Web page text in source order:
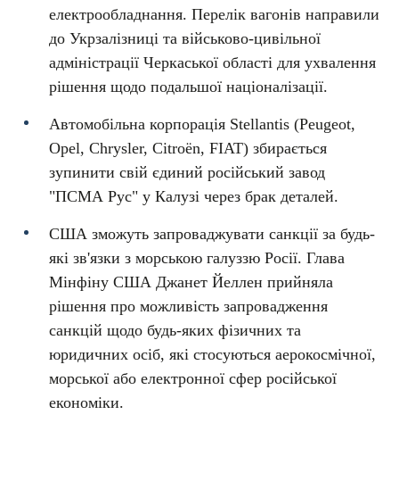
електрообладнання. Перелік вагонів направили
до Укрзалізниці та військово-цивільної
адміністрації Черкаської області для ухвалення
рішення щодо подальшої націоналізації.
Автомобільна корпорація Stellantis (Peugeot,
Opel, Chrysler, Citroën, FIAT) збирається
зупинити свій єдиний російський завод
"ПСМА Рус" у Калузі через брак деталей.
США зможуть запроваджувати санкції за будь-
які зв'язки з морською галуззю Росії. Глава
Мінфіну США Джанет Йеллен прийняла
рішення про можливість запровадження
санкцій щодо будь-яких фізичних та
юридичних осіб, які стосуються аерокосмічної,
морської або електронної сфер російської
економіки.